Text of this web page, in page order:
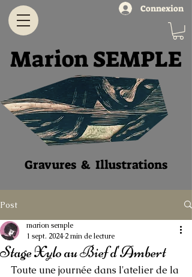
Connexion
Marion SEMPLE
Gravures & Illustrations
Post
Stage Xylo au Bief d'Ambert
marion semple
1 sept. 2024 2 min de lecture
Toute une journée dans l'atelier de la